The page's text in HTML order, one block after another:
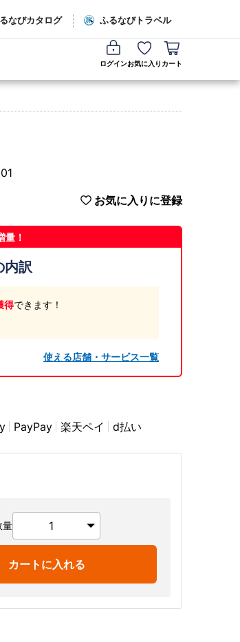
なびカタログ ふるなびトラベル
ログインお気に入り カート
お気に入りに登録
量！
内訳
得できます！
使える店舗・サービス一覧
PayPay 楽天ペイ d払い
量
カートに入れる